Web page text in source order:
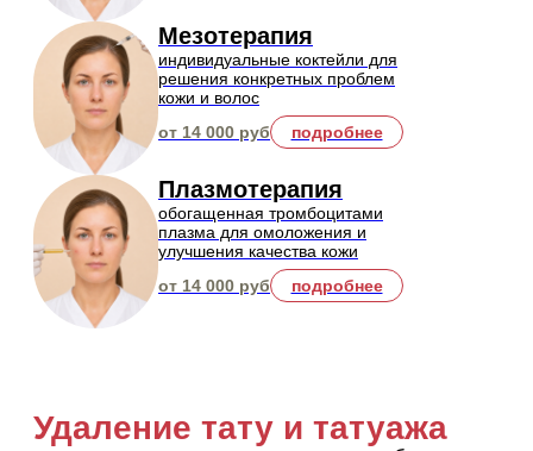
очищение кожи лица комбинацией
механического и ультразвукового методов
для наилучшего результата
Комбинированная чистка лица
8 500 руб.
популярное!
подробнее
пилинги для решения различных
проблем с кожей